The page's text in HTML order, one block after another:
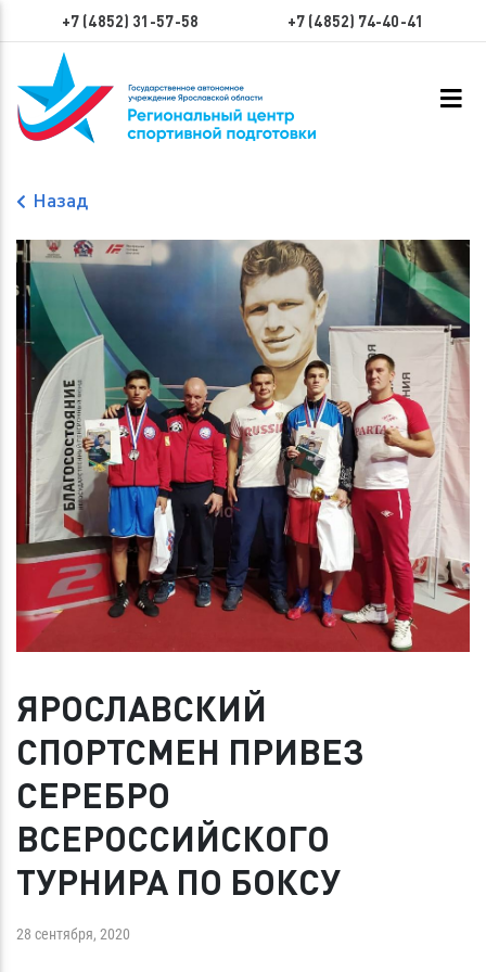
+7 (4852) 31-57-58 +7 (4852) 74-40-41
Назад
ЯРОСЛАВСКИЙ
СПОРТСМЕН ПРИВЕЗ
СЕРЕБРО
ВСЕРОССИЙСКОГО
ТУРНИРА ПО БОКСУ
28 сентября, 2020